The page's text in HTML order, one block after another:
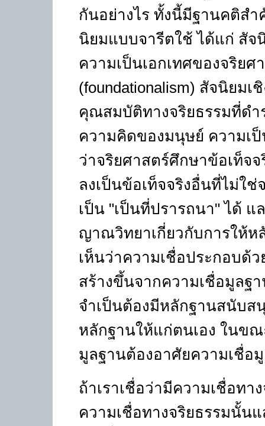
กันอย่างไร ทั้งนี้มีฐานคติ
นิยมแบบจารีตใช้ ได้แก่ สัจ
ความเป็นเอกเทศของจริย
(foundationalism) สัจนิยมเ
คุณสมบัติทางจริยธรรมที่ดำ
ความคิดของมนุษย์ ความเ
ว่าจริยศาสตร์ศึกษาข้อเท็จ
ลงเป็นข้อเท็จจริงอื่นที่ไม่ใ
เป็น "เป็นที่ปรารถนา" ได้
ญาณวิทยาเกี่ยวกับการให้
เห็นว่าความเชื่อประกอบด้
สร้างขึ้นจากความเชื่อมูลฐ
จำเป็นต้องมีหลักฐานสนับส
หลักฐานให้แก่ตนเอง ในข
มูลฐานต้องอาศัยความเชื่อ
ถ้าเราเชื่อว่ามีความเชื่อทา
ความเชื่อทางจริยธรรมนั้น